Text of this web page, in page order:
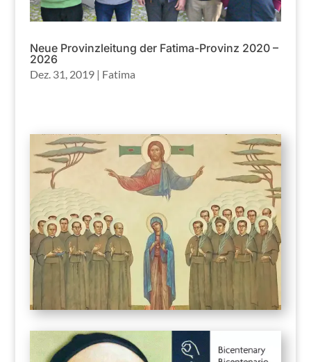
Neue Provinzleitung der Fatima-Provinz 2020 –
2026
Dez. 31, 2019| Fatima